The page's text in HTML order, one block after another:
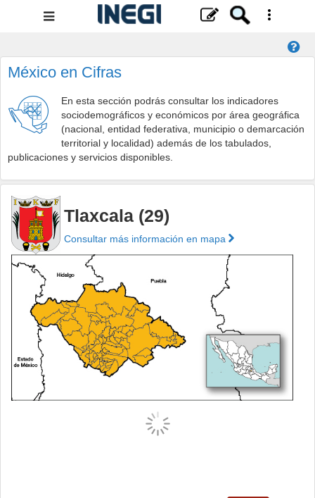
Menú
México en Cifras
En esta sección podrás consultar los indicadores
sociodemográficos y económicos por área geográfica
(nacional, entidad federativa, municipio o demarcación
territorial y localidad) además de los tabulados,
publicaciones y servicios disponibles.
Tlaxcala (29)
Consultar más información en mapa